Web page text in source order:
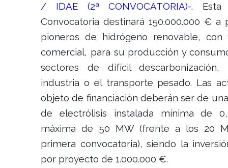
/ IDAE (2ª CONVOCATORIA)-. Esta
Convocatoria destinará 150.000.000 € a
pioneros de hidrógeno renovable, con
comercial, para su producción y
sectores de difícil
industria o el transporte pesado. Las
objeto de financiación deberán ser de
de electrólisis instalada mínima de
máxima de 50 MW (frente a los 20
primera convocatoria), siendo la
por proyecto de 1.000.000 €.